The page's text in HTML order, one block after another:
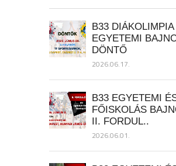
B33
EGYETEMI
DÖNTŐ
2026.06.17.
B33 EGYETEMI
FŐISKOLÁS
II. FORDUL..
2026.06.01.